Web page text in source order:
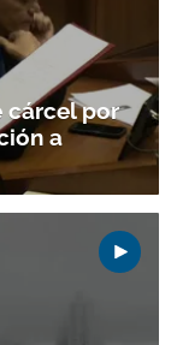
cárcel por
a